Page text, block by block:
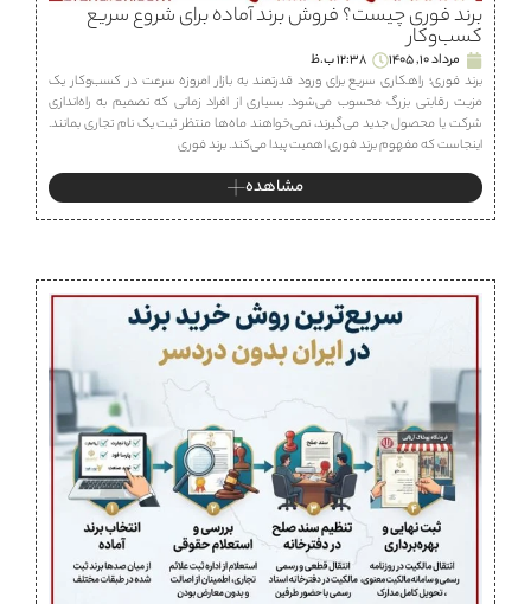
برند فوری چیست؟ فروش برند آماده برای شروع سریع
کسب‌وکار
مرداد 10, 1405
12:38 ب.ظ
برند فوری؛ راهکاری سریع برای ورود قدرتمند به بازار امروزه سرعت در کسب‌وکار یک
مزیت رقابتی بزرگ محسوب می‌شود. بسیاری از افراد زمانی که تصمیم به راه‌اندازی
شرکت یا محصول جدید می‌گیرند، نمی‌خواهند ماه‌ها منتظر ثبت یک نام تجاری بمانند.
اینجاست که مفهوم برند فوری اهمیت پیدا می‌کند. برند فوری
مشاهده